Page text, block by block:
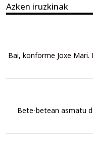
Azken iruzkinak
Bai, konforme Joxe Mari.
Bete-betean asmatu